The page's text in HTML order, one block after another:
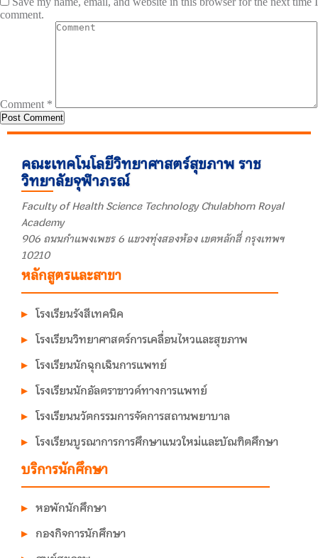
comment.
Comment *
คณะเทคโนโลยีวิทยาศาสตร์สุขภาพ ราช
วิทยาลัยจุฬาภรณ์
Faculty of Health Science Technology Chulabhorn Royal
Academy
906 ถนนกำแพงเพชร 6 แขวงทุ่งสองห้อง เขตหลักสี่ กรุงเทพฯ
10210
หลักสูตรและสาขา
โรงเรียนรังสีเทคนิค
โรงเรียนวิทยาศาสตร์การเคลื่อนไหวและสุขภาพ
โรงเรียนนักฉุกเฉินการแพทย์
โรงเรียนนักอัลตราซาวด์ทางการแพทย์
โรงเรียนนวัตกรรมการจัดการสถานพยาบาล
โรงเรียนบูรณาการการศึกษาแนวใหม่และบัณฑิตศึกษา
บริการนักศึกษา
หอพักนักศึกษา
กองกิจการนักศึกษา